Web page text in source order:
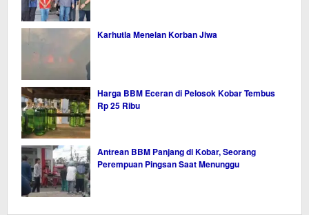
Karhutla Menelan Korban Jiwa
Harga BBM Eceran di Pelosok Kobar Tembus
Rp 25 Ribu
Antrean BBM Panjang di Kobar, Seorang
Perempuan Pingsan Saat Menunggu